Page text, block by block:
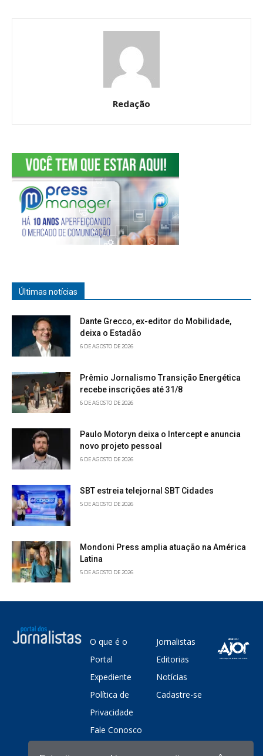
Redação
Últimas notícias
Dante Grecco, ex-editor do Mobilidade,
deixa o Estadão
6 DE AGOSTO DE 2026
Prêmio Jornalismo Transição Energética
recebe inscrições até 31/8
6 DE AGOSTO DE 2026
Paulo Motoryn deixa o Intercept e anuncia
novo projeto pessoal
6 DE AGOSTO DE 2026
SBT estreia telejornal SBT Cidades
5 DE AGOSTO DE 2026
Mondoni Press amplia atuação na América
Latina
5 DE AGOSTO DE 2026
O que é o
Portal
Expediente
Política de
Privacidade
Fale Conosco
Jornalistas
Editorias
Notícias
Cadastre-se